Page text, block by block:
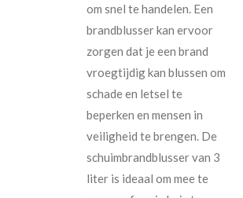
om snel te handelen. Een
brandblusser kan ervoor
zorgen dat je een brand
vroegtijdig kan blussen om
schade en letsel te
beperken en mensen in
veiligheid te brengen. De
schuimbrandblusser van 3
liter is ideaal om mee te